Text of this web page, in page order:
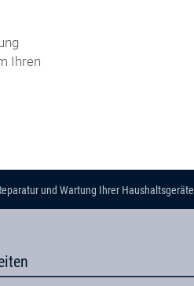
Ihren
und Wartung Ihrer Haushaltsgeräte